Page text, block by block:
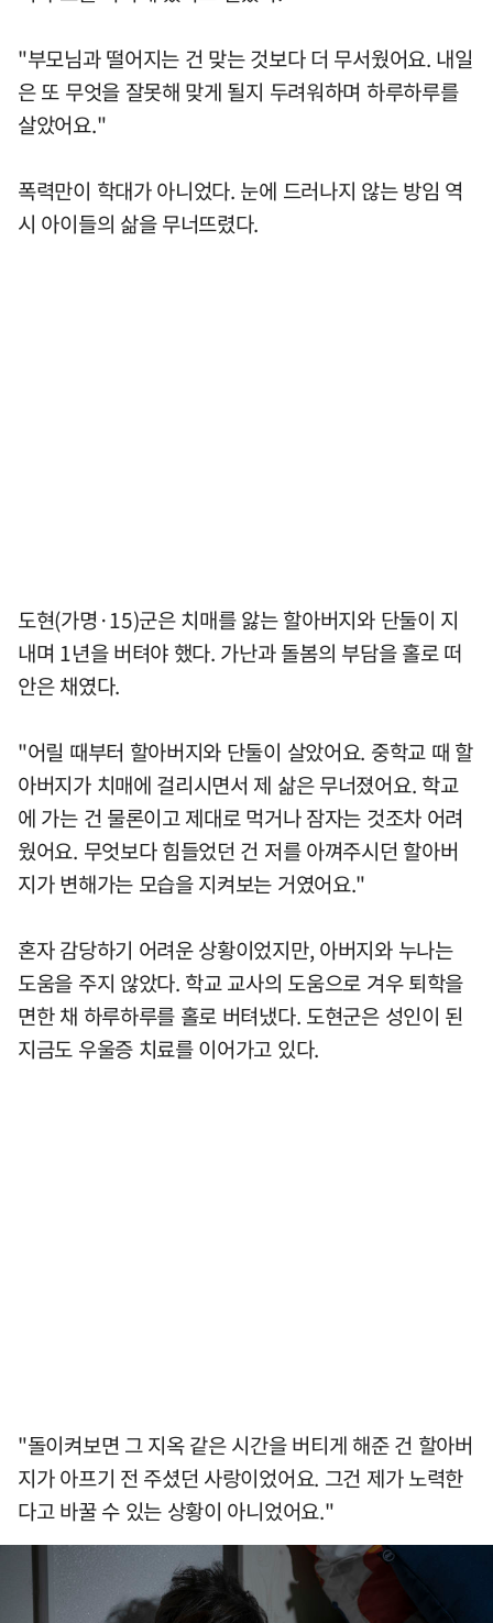
"부모님과 떨어지는 건 맞는 것보다 더 무서웠어요. 내일
은 또 무엇을 잘못해 맞게 될지 두려워하며 하루하루를
살았어요."
폭력만이 학대가 아니었다. 눈에 드러나지 않는 방임 역
시 아이들의 삶을 무너뜨렸다.
도현(가명·15)군은 치매를 앓는 할아버지와 단둘이 지
내며 1년을 버텨야 했다. 가난과 돌봄의 부담을 홀로 떠
안은 채였다.
"어릴 때부터 할아버지와 단둘이 살았어요. 중학교 때 할
아버지가 치매에 걸리시면서 제 삶은 무너졌어요. 학교
에 가는 건 물론이고 제대로 먹거나 잠자는 것조차 어려
웠어요. 무엇보다 힘들었던 건 저를 아껴주시던 할아버
지가 변해가는 모습을 지켜보는 거였어요."
혼자 감당하기 어려운 상황이었지만, 아버지와 누나는
도움을 주지 않았다. 학교 교사의 도움으로 겨우 퇴학을
면한 채 하루하루를 홀로 버텨냈다. 도현군은 성인이 된
지금도 우울증 치료를 이어가고 있다.
"돌이켜보면 그 지옥 같은 시간을 버티게 해준 건 할아버
지가 아프기 전 주셨던 사랑이었어요. 그건 제가 노력한
다고 바꿀 수 있는 상황이 아니었어요."